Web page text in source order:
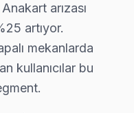
mahallelerinde
bölgelerinde
Kemal Paşa
– Avcılar
arızası
artıyor.
mekanlarda
kullanıcılar bu